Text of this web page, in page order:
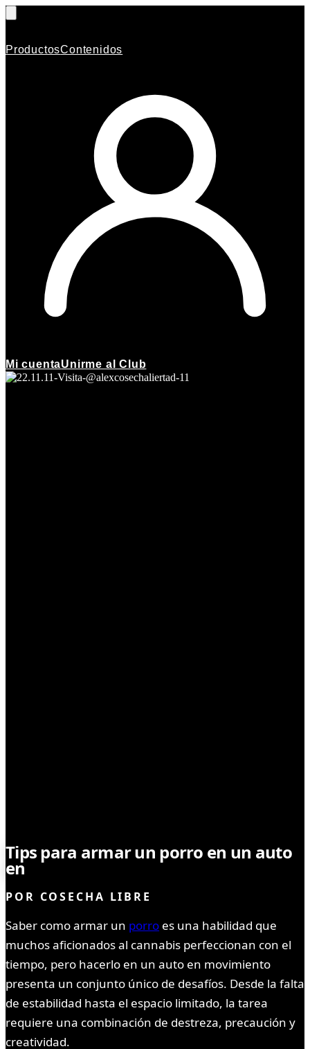
ProductosContenidos
Mi cuentaUnirme al Club
Tips para armar un porro en un auto
en movimiento
POR COSECHA LIBRE
Saber como armar un porro es una habilidad que
muchos aficionados al cannabis perfeccionan con el
tiempo, pero hacerlo en un auto en movimiento
presenta un conjunto único de desafíos. Desde la falta
de estabilidad hasta el espacio limitado, la tarea
requiere una combinación de destreza, precaución y
creatividad.